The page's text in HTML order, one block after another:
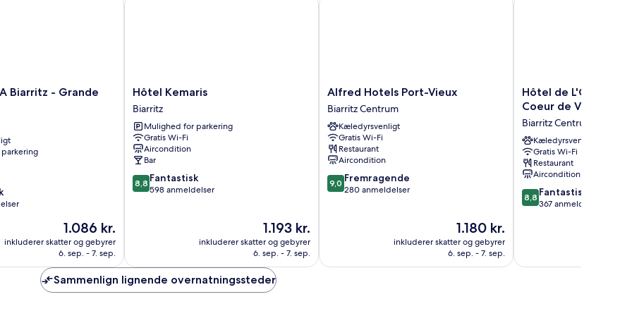
Biarritz - Grande
Prisen
er
1.086 kr.
1.086 kr.
inkluderer skatter og gebyrer
6. sep. - 7. sep.
Hôtel
Kemaris
Biarritz
Hôtel Kemaris
Biarritz
Mulighed for parkering
Gratis Wi-Fi
Aircondition
Bar
8.8
ud
8,8 Fantastisk
598 anmeldelser
Prisen
er
1.193 kr.
1.193 kr.
inkluderer skatter og gebyrer
6. sep. - 7. sep.
Alfred
Hotels
Port-
Vieux
Biarritz
Centrum
Alfred Hotels Port-Vieux
Biarritz Centrum
Kæledyrsvenligt
Gratis Wi-Fi
Restaurant
Aircondition
9.0
ud
9,0 Fremragende
280 anmeldelser
Prisen
er
1.180 kr.
1.180 kr.
inkluderer skatter og gebyrer
6. sep. - 7. sep.
Hôtel
de
et
Restaurant
-
Coeur
de
Ville
Biarritz
Hôtel de L'Océan et
Coeur de Ville
Biarritz Centrum
Kæledyrsvenligt
Gratis Wi-Fi
Restaurant
Aircondition
8.8
ud
anmeldelser
8,8 Fantastisk
367 anmeldelser
Sammenlign lignende overnatningssteder